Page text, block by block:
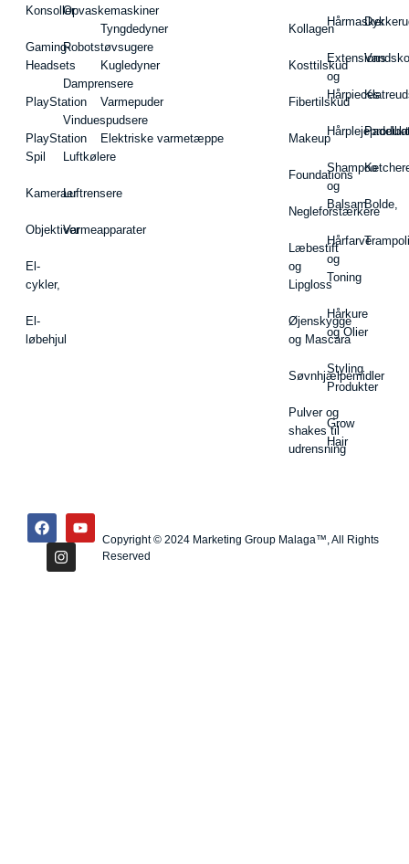
Konsoller
Gaming-
Headsets
PlayStation
PlayStation
Spil
Kameraer
Objektiver
El-
cykler,
El-
løbehjul
Opvaskemaskiner
Robotstøvsugere
Damprensere
Vinduespudsere
Luftkølere
Luftrensere
Varmeapparater
Tyngdedyner
Kugledyner
Varmepuder
Elektriske varmetæppe
Kollagen
Kosttilskud
Fibertilskud
Makeup
Foundations
Negleforstærkere
Læbestift
og
Lipgloss
Øjenskygge
og Mascara
Søvnhjælpemidler
Pulver og
shakes til
udrensning
Hårmasker
Extensions
og
Hårpieces
Shampoo
og
Balsam
Hårfarve
og
Toning
Hårkure
og Olier
Styling
Produkter
Grow
Hair
Vandsko
Bolde,
Copyright © 2024 Marketing Group Malaga™, All Rights
Reserved